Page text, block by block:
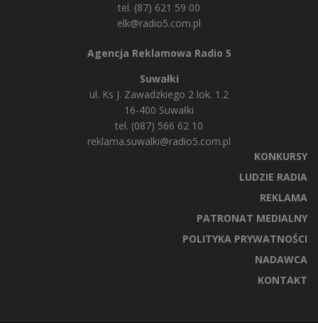
tel. (87) 621 59 00
elk@radio5.com.pl
Agencja Reklamowa Radio 5
Suwałki
ul. Ks J. Zawadzkiego 2 lok. 1.2
16-400 Suwałki
tel. (087) 566 62 10
reklama.suwalki@radio5.com.pl
KONKURSY
LUDZIE RADIA
REKLAMA
PATRONAT MEDIALNY
POLITYKA PRYWATNOŚCI
NADAWCA
KONTAKT